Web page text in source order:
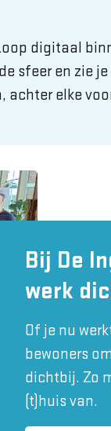
digitaal
sfeer en zie
achter elke
Bij De
werk
Of je nu
bewoners
dichtbij. Zo
(t)huis van.